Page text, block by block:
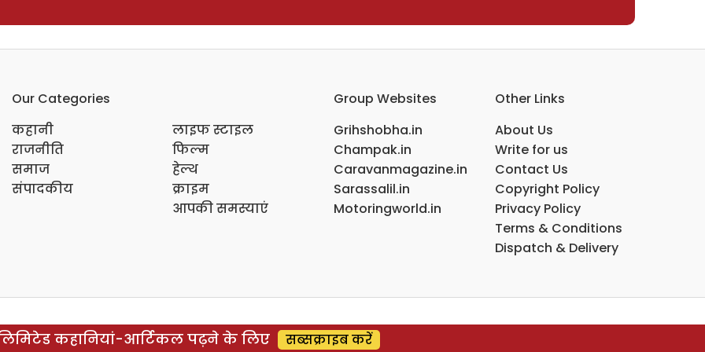
Our Categories
कहानी
राजनीति
समाज
संपादकीय
लाइफ स्टाइल
फिल्म
हेल्थ
क्राइम
आपकी समस्याएं
Group Websites
Grihshobha.in
Champak.in
Caravanmagazine.in
Sarassalil.in
Motoringworld.in
Other Links
About Us
Write for us
Contact Us
Copyright Policy
Privacy Policy
Terms & Conditions
Dispatch & Delivery
कहानियां-आर्टिकल पढ़ने के लिए सब्सक्राइब करें